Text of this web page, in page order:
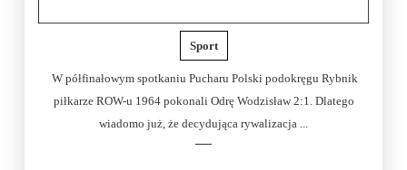
Sport
W półfinałowym spotkaniu Pucharu Polski podokręgu Rybnik
piłkarze ROW-u 1964 pokonali Odrę Wodzisław 2:1. Dlatego
wiadomo już, że decydująca rywalizacja ...